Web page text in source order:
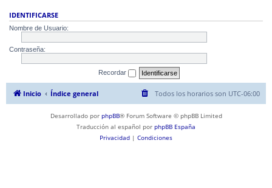
IDENTIFICARSE
Nombre de Usuario:
Contraseña:
Recordar
Inicio Índice general Todos los horarios son UTC-06:00
Desarrollado por phpBB® Forum Software © phpBB Limited
Traducción al español por phpBB España
Privacidad | Condiciones